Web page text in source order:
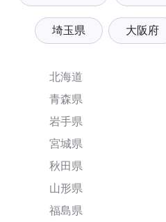
埼玉県 大阪府
北海道
青森県
岩手県
宮城県
秋田県
山形県
福島県